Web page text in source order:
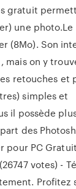
gratuit
une
(8Mo). Son
mais on y
retouches et
simples et
il possède
des
pour PC
votes) -
Profitez